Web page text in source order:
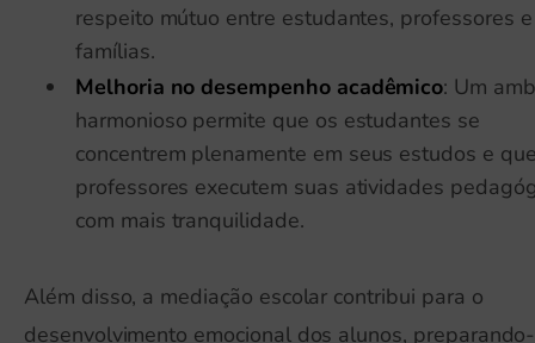
respeito mútuo entre estudantes, professores e
famílias.
Melhoria no desempenho acadêmico: Um
harmonioso permite que os estudantes se
concentrem plenamente em seus estudos e
professores executem suas atividades
com mais tranquilidade.
Além disso, a mediação escolar contribui para o
desenvolvimento emocional dos alunos,